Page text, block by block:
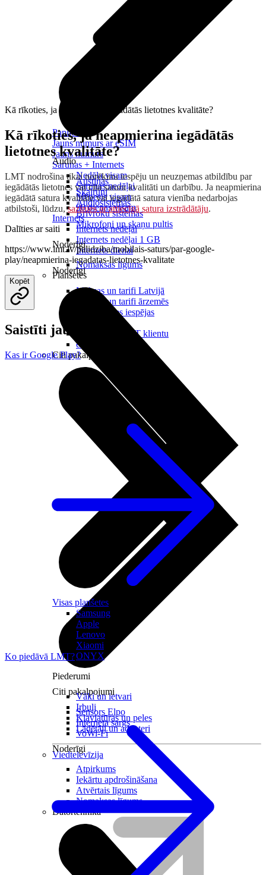
Papildināt
Jauns numurs ar eSIM
Jauns numurs
Sarunas + Internets
Nedēļa visam
Sarunas nedēļai
Mēnesis visam
90 dienas visam
Internets
Internets nedēļai
Internets nedēļai 1 GB
Internets dienai
Noderīgi
Maksas un tarifi Latvijā
Maksas un tarifi ārzemēs
LMT Kartes iespējas
Kā kļūt par LMT klientu
eSIM tehnoloģija
Citi pakalpojumi
Citi pakalpojumi
Sensors Elpo
Interneta sargs
VoWi-Fi
Viedtelevīzija
Audio
Austiņas
Skaļruņi
Audiosistēmas
Brīvroku sistēmas
Mikrofoni un skaņu pultis
Noderīgi
Nomaksas līgums
Planšetes
Visas planšetes
Samsung
Apple
Lenovo
Xiaomi
ONYX
Piederumi
Vāki un ietvari
Irbuļi
Klaviatūras un peles
Lādētāji un adapteri
Noderīgi
Atpirkums
Iekārtu apdrošināšana
Atvērtais līgums
Nomaksas līgums
Datortehnika
Kā rīkoties, ja neapmierina iegādātās lietotnes kvalitāte?
Kā rīkoties, ja neapmierina iegādātās
lietotnes kvalitāte?
LMT nodrošina tikai norēķinu iespēju un neuzņemas atbildību par
iegādātās lietotnes vai cita satura kvalitāti un darbību. Ja neapmierina
iegādātā satura kvalitāte vai iegādātā satura vienība nedarbojas
atbilstoši, lūdzu,sazinies ar attiecīgā satura izstrādātāju.
Dalīties ar saiti
https://www.lmt.lv/palidziba/mobilais-saturs/par-google-
play/neapmierina-iegadatas-lietotnes-kvalitate
Kopēt
Saistīti jautājumi
Kas ir Google Play?
Ko piedāvā LMT?